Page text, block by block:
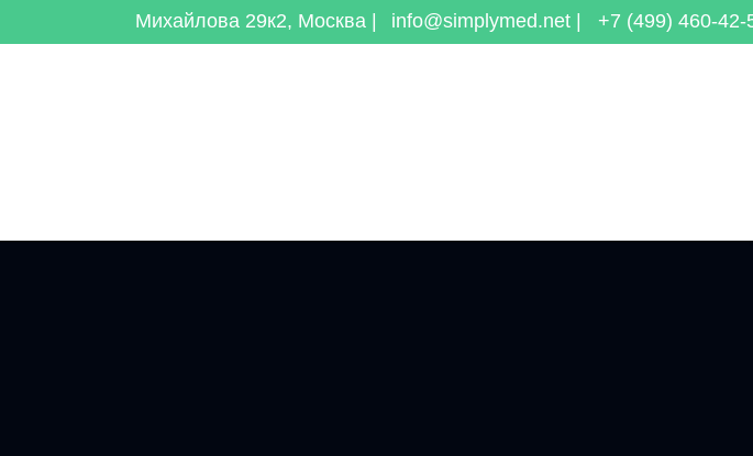
info@simplymed.net | +7 (499) 460-42-
Михайлова 29к2, Москва |